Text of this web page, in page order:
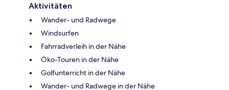
Aktivitäten
Wander- und Radwege
Windsurfen
Fahrradverleih in der Nähe
Öko-Touren in der Nähe
Golfunterricht in der Nähe
Wander- und Radwege in der Nähe